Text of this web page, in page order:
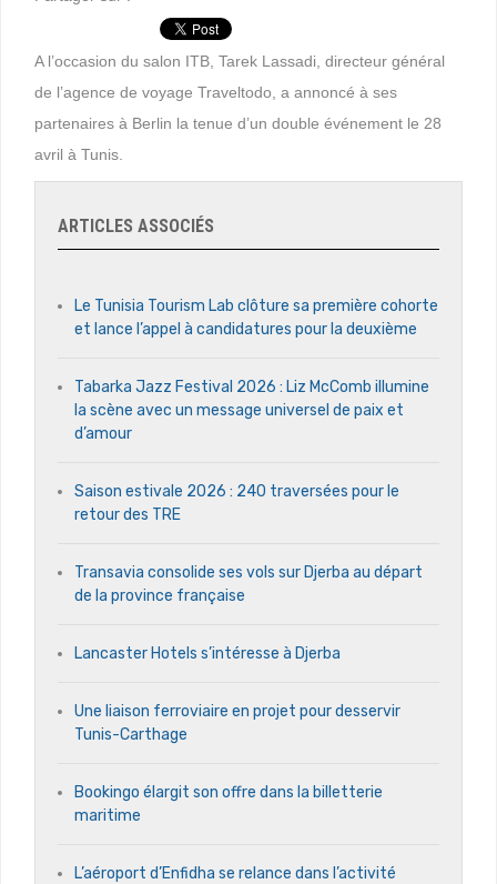
A l’occasion du salon ITB, Tarek Lassadi, directeur général
de l’agence de voyage Traveltodo, a annoncé à ses
partenaires à Berlin la tenue d’un double événement le 28
avril à Tunis.
ARTICLES ASSOCIÉS
Le Tunisia Tourism Lab clôture sa première cohorte
et lance l’appel à candidatures pour la deuxième
Tabarka Jazz Festival 2026 : Liz McComb illumine
la scène avec un message universel de paix et
d’amour
Saison estivale 2026 : 240 traversées pour le
retour des TRE
Transavia consolide ses vols sur Djerba au départ
de la province française
Lancaster Hotels s’intéresse à Djerba
Une liaison ferroviaire en projet pour desservir
Tunis-Carthage
Bookingo élargit son offre dans la billetterie
maritime
L’aéroport d’Enfidha se relance dans l’activité